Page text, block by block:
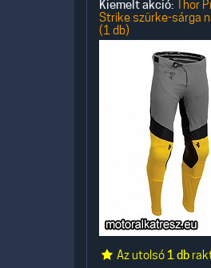
Kiemelt akció: Thor
Strike szürke-sárga
(1 db)
Az utolsó 1 db